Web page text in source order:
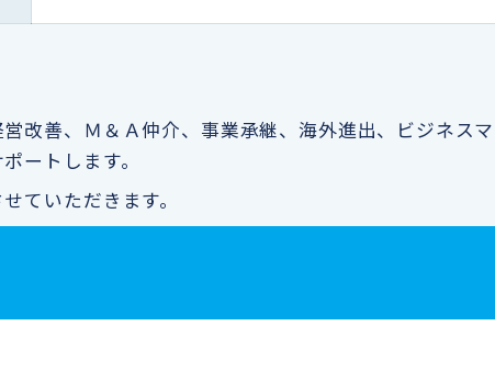
改善、Ｍ＆Ａ仲介、事業承継、海外進出、ビジネス
ートします。
ていただきます。